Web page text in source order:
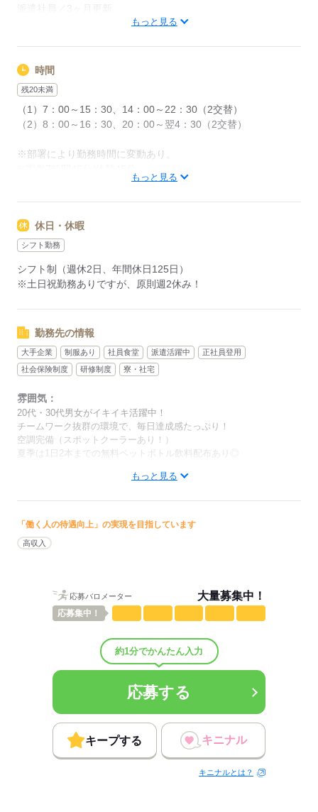
契約更新の場合あり但し、最初の契約から通算して最長5年11
勤務態度・能力など】
※1年毎に期間従業員のチャンスあり！
応募する
もっと見る
時間
残20未満
（1）7：00～15：30、14：00～22：30（2交替）
（2）8：00～16：30、20：00～翌4：30（2交替）
※部署により勤務時間に変動あり。
※残業：月20h程度あり（稼ぎたい人にピッタリ）
もっと見る
休日・休暇
シフト勤務
シフト制（週休2日、年間休日125日）
※土日祝勤務ありですが、原則週2休み！
勤務先の情報
大手企業 制服あり 社員食堂 派遣活躍中
正社員登用
社会保険制度
研修制度 寮・社宅
雰囲気：
20代・30代男女がイキイキ活躍中！
チームワーク抜群の環境で、毎日達成感たっぷり！
空調完備（スポットクーラーあり！）
夏季は1日2本までの無料ペットボトル飲料配布あり◎
低い
仕事の仕方
配属先部署：
（男6：女4）
応募する
もっと見る
「働く人の待遇向上」の実現を目指しています
高収入
応募バロメーター 大量募集中！
応募集中！
約1分でかんたん入力
応募する
キープする キニナル
キニナルとは？